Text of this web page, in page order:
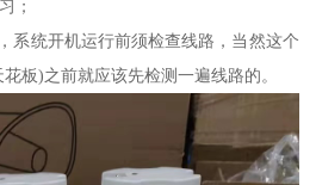
；
系统开机运行前须检查线路，当然这个
板)之前就应该先检测一遍线路的。